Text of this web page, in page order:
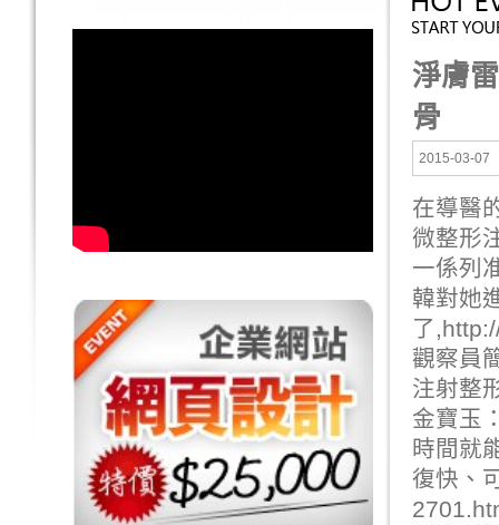
淨膚
骨
2015-03-07
在導醫
微整形
一係列
韓對她
了,
觀察員
注射整
金寶玉
時間就
復快、